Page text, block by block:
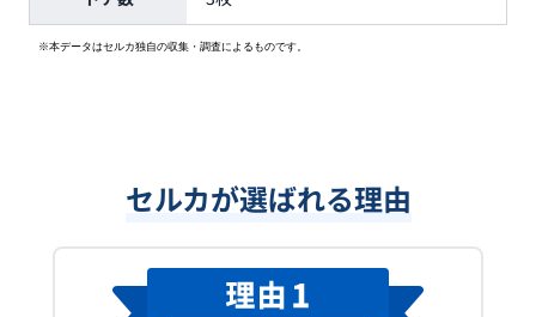
※本データはセルカ独自の収集・調査によるものです。
セルカが選ばれる理由